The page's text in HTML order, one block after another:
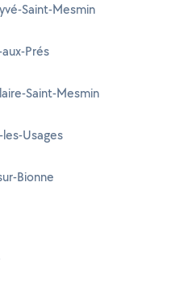
Saint-Mesmin
Prés
Saint-Mesmin
les-Usages
Bionne